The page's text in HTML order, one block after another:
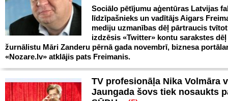
Sociālo pētījumu aģentūras Latvijas
līdzīpašnieks un vadītājs Aigars
mediju uzmanības dēļ pārtraucis
izdzēsis «Twitter» kontu sarakstes dēļ
žurnālistu Māri Zanderu pērnā gada novembrī, biznesa
«Nozare.lv» atklājis pats Freimanis.
TV profesionāļa Nika Volmāra
Jaungada šovs tiek nosaukts